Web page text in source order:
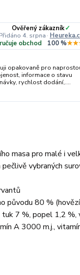
Ověřený zákazník✓
4. srpna ·
obchod 100 %
opakovaně pro
informace o stavu
rychlost dodání,....
masa pro malé i
vybraných
původu 80 %
7 %, popel 1,2
A 3000 m.j.,